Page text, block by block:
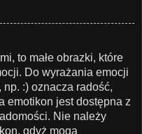
to małe obrazki, które
Do wyrażania emocji
:) oznacza radość,
emotikon jest dostępna z
Nie należy
gdyż mogą